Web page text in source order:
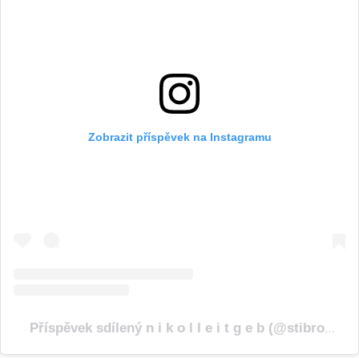
Zobrazit příspěvek na Instagramu
Příspěvek sdílený n i k o l l e i t g e b (@stibrovicnikolka)